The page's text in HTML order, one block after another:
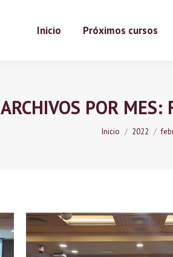
Inicio Próximos cursos
ARCHIVOS POR MES:
Estás aquí:
Inicio 2022